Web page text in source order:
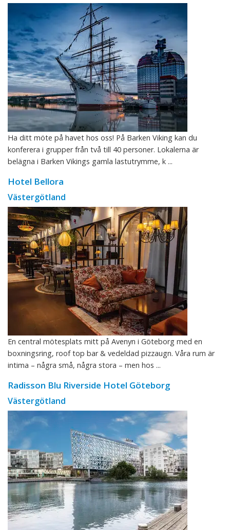
Ha ditt möte på havet hos oss! På Barken Viking kan du
konferera i grupper från två till 40 personer. Lokalerna är
belägna i Barken Vikings gamla lastutrymme, k ...
Hotel Bellora
Västergötland
En central mötesplats mitt på Avenyn i Göteborg med en
boxningsring, roof top bar & vedeldad pizzaugn. Våra rum är
intima – några små, några stora – men hos ...
Radisson Blu Riverside Hotel Göteborg
Västergötland